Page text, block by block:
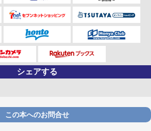
シェアする
この本へのお問合せ